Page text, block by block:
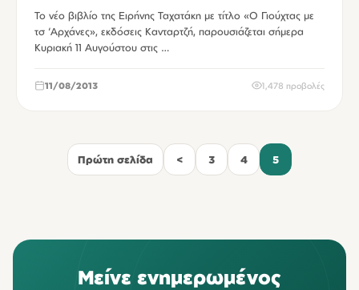
Το νέο βιβλίο της Ειρήνης Ταχατάκη με τίτλο «Ο Γιούχτας με
τσ ‘Αρχάνες», εκδόσεις Κανταρτζή, παρουσιάζεται σήμερα
Κυριακή 11 Αυγούστου στις …
11/08/2013 1,478 προβολές
Πρώτη σελίδα < 3 4 5
Μείνε ενημερωμένος